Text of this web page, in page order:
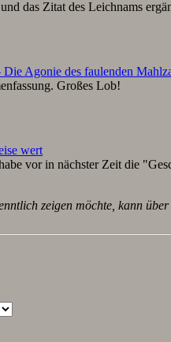
das Zitat des Leichnams
Agonie des faulenden
Großes Lob!
wert
vor in nächster Zeit die
zeigen möchte, kann